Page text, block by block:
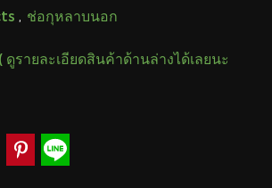
, ช่อกุหลาบนอก
ดูรายละเอียดสินค้าด้านล่างได้เลยนะ